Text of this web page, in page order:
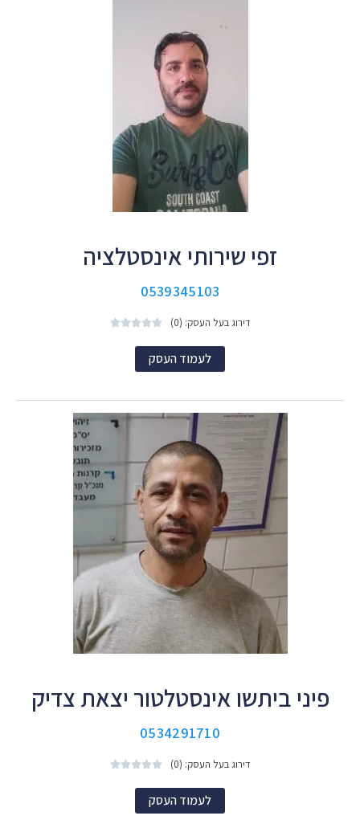
זפי שירותי אינסטלציה
0539345103
דירוג בעל העסק: (0) 




לעמוד העסק
פיני ביתשו אינסטלטור יצאת צדיק
0534291710
דירוג בעל העסק: (0) 




לעמוד העסק